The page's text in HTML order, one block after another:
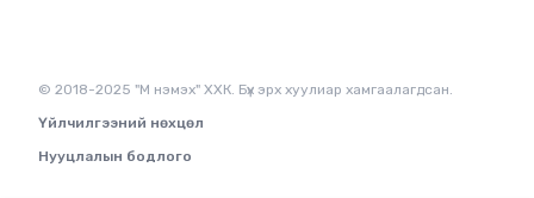
© 2018-2025 "М нэмэх" ХХК. Бүх эрх хуулиар хамгаалагдсан.
Үйлчилгээний нөхцөл
Нууцлалын бодлого